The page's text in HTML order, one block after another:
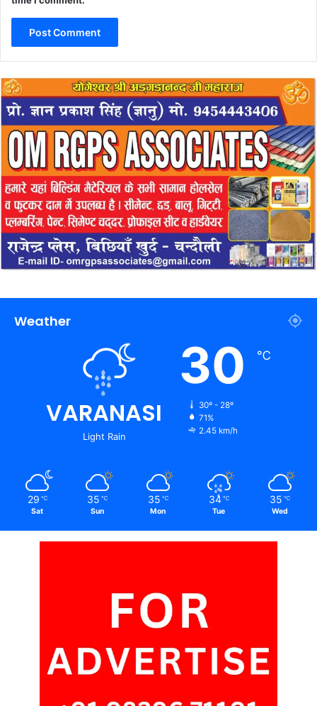
Weather
VARANASI
Light Rain
30 ℃
30º - 28º
71%
2.45 km/h
29 ℃
Sat
35 ℃
Sun
35 ℃
Mon
34 ℃
Tue
35 ℃
Wed